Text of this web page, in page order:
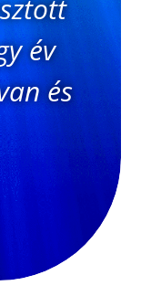
év
és